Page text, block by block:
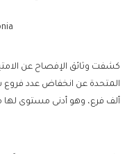
كشفت وثائق الإفصاح عن
ألف فرع، وهو أدنى مستوى لها منذ 20